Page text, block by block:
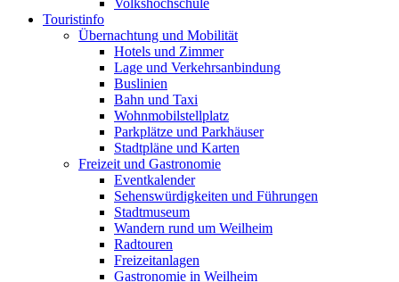
Touristinfo
Übernachtung und Mobilität
Hotels und Zimmer
Lage und Verkehrsanbindung
Buslinien
Bahn und Taxi
Wohnmobilstellplatz
Parkplätze und Parkhäuser
Stadtpläne und Karten
Freizeit und Gastronomie
Eventkalender
Sehenswürdigkeiten und Führungen
Stadtmuseum
Wandern rund um Weilheim
Radtouren
Freizeitanlagen
Gastronomie in Weilheim